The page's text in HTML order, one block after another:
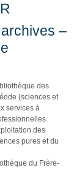
–
des
(sciences et
services à
des
pures et du
du Frère-